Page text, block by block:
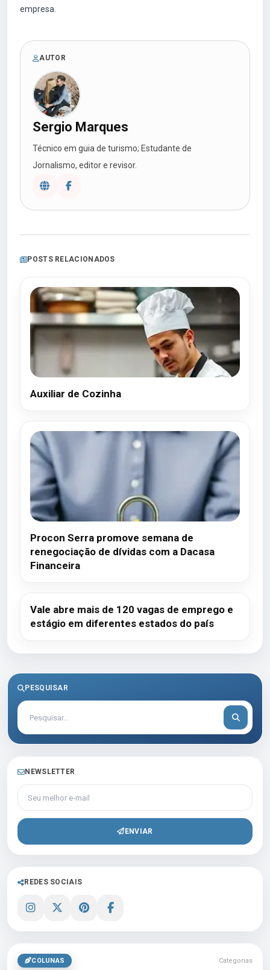
empresa.
AUTOR
Sergio Marques
Técnico em guia de turismo; Estudante de
Jornalismo, editor e revisor.
POSTS RELACIONADOS
Auxiliar de Cozinha
Procon Serra promove semana de
renegociação de dívidas com a Dacasa
Financeira
Vale abre mais de 120 vagas de emprego e
estágio em diferentes estados do país
PESQUISAR
NEWSLETTER
Seu melhor e-mail
ENVIAR
REDES SOCIAIS
COLUNAS Categorias